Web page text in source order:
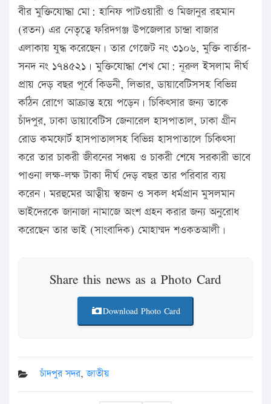
বীর মুক্তিযোদ্ধা মো: হানিফ পাটওয়ারী ও মিজানুর রহমান
(রতন) এর নেতৃত্বে ফরিদগঞ্জ উপজেলার চান্দ্রা বাজার
এলাকায় যুদ্ধ করেছেন। তার গেজেট নং ৩১০৬, মুক্তি বার্তার-
সনদ নং ১৭৪৫২১। মুক্তিযোদ্ধা শেখ মো: নূরুল ইসলাম দীর্ঘ
প্রায় দেড় বছর পূর্বে কিডনী, লিভার, ডায়াবেটিসসহ বিভিন্ন
কঠিন রোগে আক্রান্ত হয়ে পড়েন। চিকিৎসার জন্য তাকে
চাঁদপুর, ঢাকা ডায়াবেটিস জেনারেল হাসপাতাল, ঢাকা গ্রীন
রোড কমফোর্ট হাসপাতালসহ বিভিন্ন হাসপাতালে চিকিৎসা
করে তার চাকরী জীবনের সঞ্চয় ও চাকরী শেষে সরকারী ভাবে
পাওনা লক্ষ-লক্ষ টাকা দীর্ঘ দেড় বছর তার পরিবার ব্যয়
করেন। মরহুমের আত্বীয় স্বজন ও সকল ধর্মপ্রান মুসলমান
ভাইদেরকে জানাজা নামাজে অংশ গ্রহন করার জন্য অনুরোধ
করেছেন তার ভাই (সাংবাদিক) মোহাম্মদ শওকতআলী।
Share this news as a Photo Card
Download Photo Card
চাঁদপুর সদর,জাতীয়